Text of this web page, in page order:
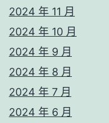
2024 年 11 月
2024 年 10 月
2024 年 9 月
2024 年 8 月
2024 年 7 月
2024 年 6 月